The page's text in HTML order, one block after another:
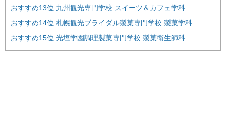
おすすめ13位 九州観光専門学校 スイーツ＆カフェ学科
おすすめ14位 札幌観光ブライダル製菓専門学校 製菓学科
おすすめ15位 光塩学園調理製菓専門学校 製菓衛生師科